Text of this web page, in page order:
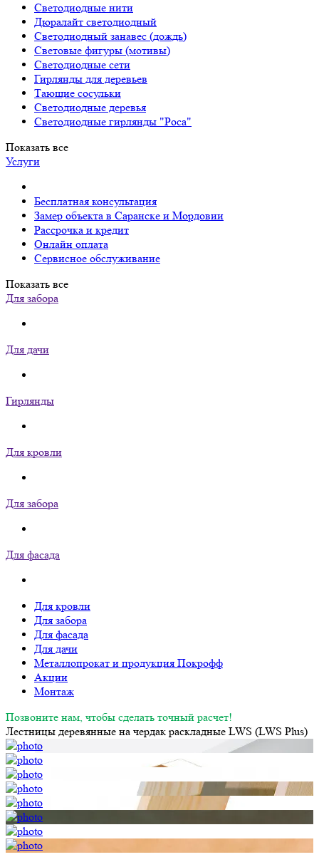
Светодиодные нити
Дюралайт светодиодный
Светодиодный занавес (дождь)
Световые фигуры (мотивы)
Светодиодные сети
Гирлянды для деревьев
Тающие сосульки
Светодиодные деревья
Светодиодные гирлянды "Роса"
Показать все
Услуги
Бесплатная консультация
Замер объекта в Саранске и Мордовии
Рассрочка и кредит
Онлайн оплата
Сервисное обслуживание
Показать все
Для забора
Для дачи
Гирлянды
Для кровли
Для забора
Для фасада
Для кровли
Для забора
Для фасада
Для дачи
Металлопрокат и продукция Покрофф
Акции
Монтаж
Позвоните нам, чтобы сделать точный расчет!
Лестницы деревянные на чердак раскладные LWS (LWS Plus)